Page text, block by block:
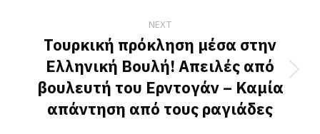
NEXT
Next
post:
Τουρκική πρόκληση μέσα στην
Ελληνική Βουλή! Απειλές από
βουλευτή του Ερντογάν – Καμία
απάντηση από τους ραγιάδες